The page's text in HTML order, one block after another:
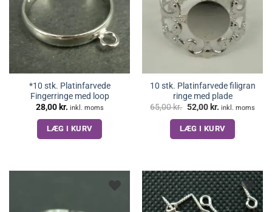
*10 stk. Platinfarvede
Fingerringe med loop
28,00 kr. inkl. moms
LÆG I KURV
10 stk. Platinfarvede filigran
ringe med plade
65,00kr. Den
oprindelige
pris
var:
65,00 kr..
52,00 kr.Den
pris
er:
52,00 kr..
inkl. moms
LÆG I KURV